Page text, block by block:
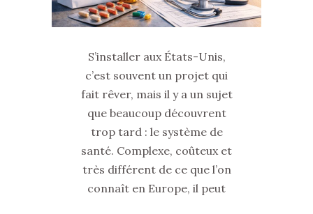
S’installer aux États-Unis,
c’est souvent un projet qui
fait rêver, mais il y a un sujet
que beaucoup découvrent
trop tard : le système de
santé. Complexe, coûteux et
très différent de ce que l’on
connaît en Europe, il peut